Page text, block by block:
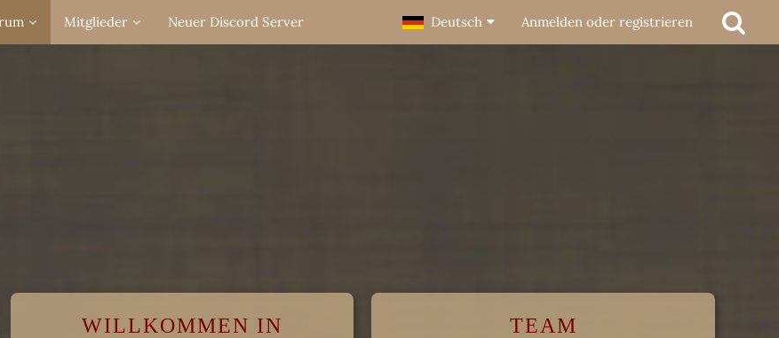
Mitglieder Neuer Discord Server Deutsch Anmelden oder registrieren
WILLKOMMEN IN
TEAM